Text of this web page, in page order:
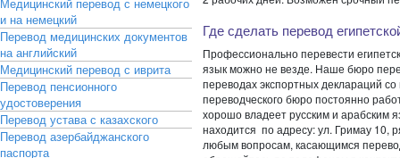
и на немецкий
Перевод медицинских документов
на английский
Медицинский перевод с иврита
Перевод пенсионного
удостоверения
Перевод устава с казахского
Перевод азербайджанского
паспорта
Где сделать перевод
Профессионально перевести
язык можно не везде. Наше бюро
переводах экспортных деклараций
переводческого бюро постоянно
хорошо владеет русским и арабским
находится по адресу: ул. Гримау 10,
любым вопросам, касающимся